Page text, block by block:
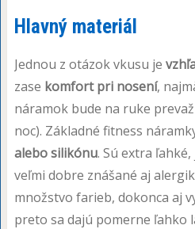
Hlavný materiál
Jednou z otázok vkusu je
zase komfort pri nosení,
náramok bude na ruke
noc). Základné fitness
alebo silikónu. Sú extra
veľmi dobre znášané aj
množstvo farieb, dokonca aj
preto sa dajú pomerne ľahko